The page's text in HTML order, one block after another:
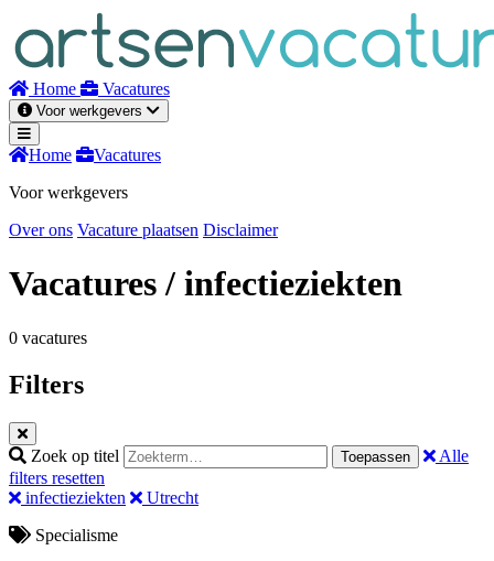
inhoud
Home Vacatures
Voor werkgevers
Home
Vacatures
Voor werkgevers
Over ons Vacature plaatsen Disclaimer
Vacatures/ infectieziekten
0 vacatures
Filters
Zoek op titel Toepassen
Alle
filters resetten
infectieziekten
Utrecht
Specialisme